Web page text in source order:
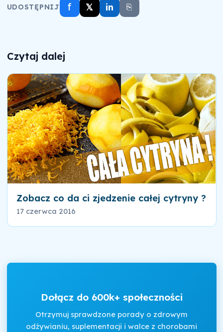
UDOSTĘPNIJ f 𝕏 in ⎘
Czytaj dalej
Zobacz co da ci zjedzenie całej cytryny ?
17 czerwca 2016
Dołącz do 600k+ społeczności
Otrzymuj sprawdzone porady o zdrowym
odżywianiu, suplementacji i walce z chorobami